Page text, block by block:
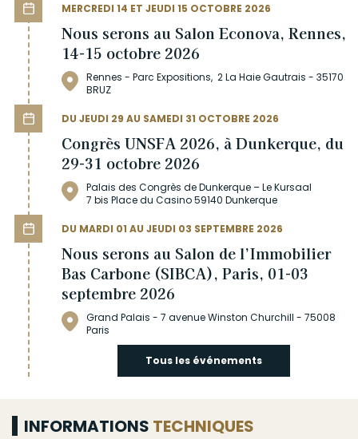
MERCREDI 14 ET JEUDI 15 OCTOBRE 2026
Nous serons au Salon Econova, Rennes,
14-15 octobre 2026
Rennes - Parc Expositions, 2 La Haie Gautrais - 35170
BRUZ
DU JEUDI 29 AU SAMEDI 31 OCTOBRE 2026
Congrès UNSFA 2026, à Dunkerque, du
29-31 octobre 2026
Palais des Congrès de Dunkerque – Le Kursaal
7 bis Place du Casino 59140 Dunkerque
DU MARDI 01 AU JEUDI 03 SEPTEMBRE 2026
Nous serons au Salon de l’Immobilier
Bas Carbone (SIBCA), Paris, 01-03
septembre 2026
Grand Palais - 7 avenue Winston Churchill - 75008
Paris
Tous les événements
INFORMATIONS TECHNIQUES